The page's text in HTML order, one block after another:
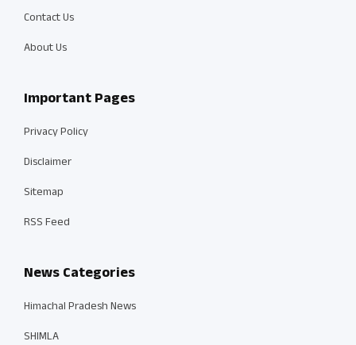
Contact Us
About Us
Important Pages
Privacy Policy
Disclaimer
Sitemap
RSS Feed
News Categories
Himachal Pradesh News
SHIMLA